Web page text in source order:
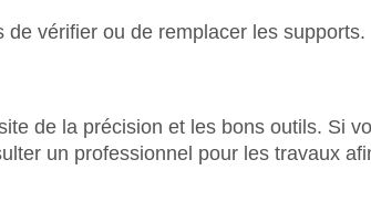
vérifier ou de remplacer les supports.
de la précision et les bons outils. Si
un professionnel pour les travaux